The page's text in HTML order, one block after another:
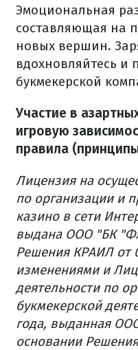
Эмоциональная
составляющая на
новых вершин.
вдохновляйтесь и
букмекерской
Участие в
игровую
правила
Лицензия на
по организации и
казино в сети
выдана ООО "БК
Решения КРАИЛ от
изменениями и
деятельности по
букмекерской
года, выданная
основании